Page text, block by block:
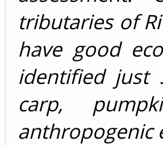
tributaries of
have good
identified just
carp,
anthropogenic